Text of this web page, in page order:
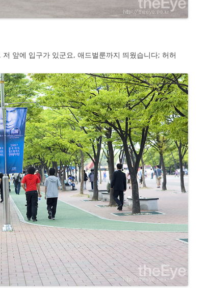
앞에 입구가 있군요, 애드벌룬까지 띄웠습니다; 허허